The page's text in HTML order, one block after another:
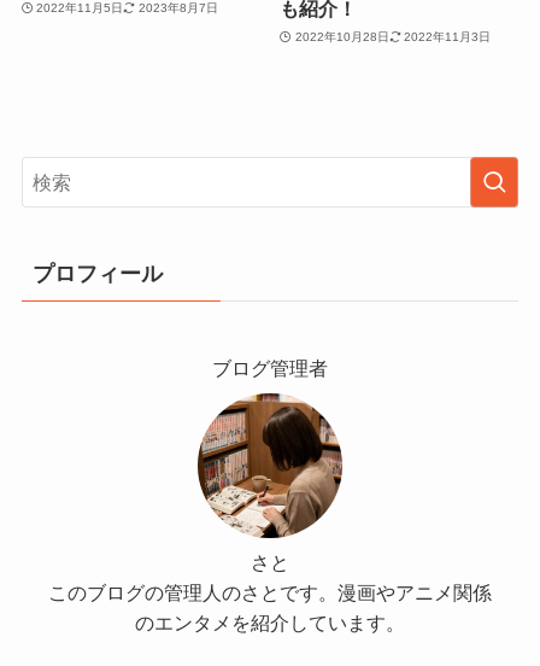
2022年11月5日 2023年8月7日 も紹介！
2022年10月28日 2022年11月3日
プロフィール
ブログ管理者
さと
このブログの管理人のさとです。漫画やアニメ関係
のエンタメを紹介しています。